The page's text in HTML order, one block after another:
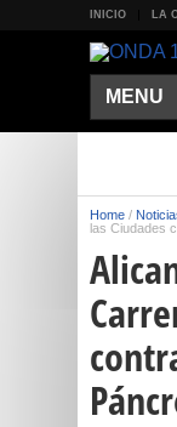
INICIO LA
MENU
Home /
las Ciudades